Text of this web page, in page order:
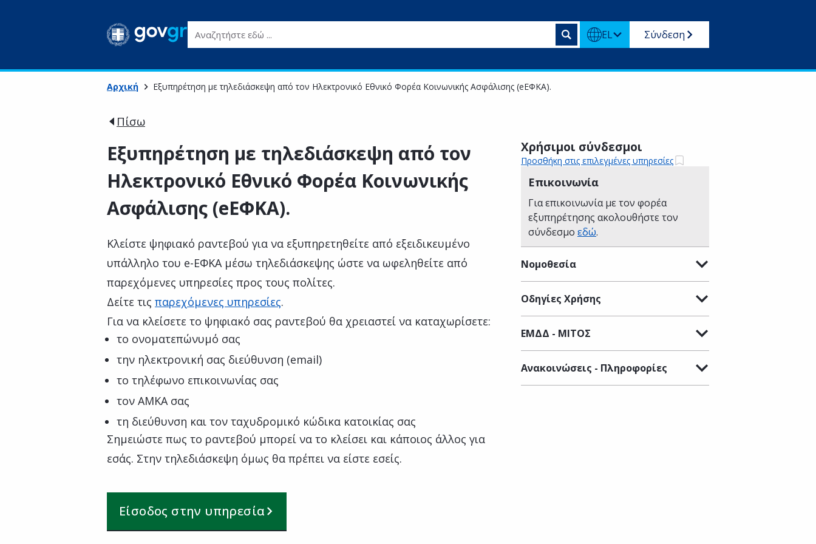
Αναζητήστε εδώ ... EL Σύνδεση
Αρχική Εξυπηρέτηση με τηλεδιάσκεψη από τον Ηλεκτρονικό Εθνικό Φορέα Κοινωνικής Ασφάλισης (eΕΦΚΑ).
Πίσω
Εξυπηρέτηση με τηλεδιάσκεψη από τον
Ηλεκτρονικό Εθνικό Φορέα Κοινωνικής
Ασφάλισης (eΕΦΚΑ).
Κλείστε ψηφιακό ραντεβού για να εξυπηρετηθείτε από εξειδικευμένο
υπάλληλο του e-ΕΦΚΑ μέσω τηλεδιάσκεψης ώστε να ωφεληθείτε από
παρεχόμενες υπηρεσίες προς τους πολίτες.
Δείτε τις παρεχόμενες υπηρεσίες.
Για να κλείσετε το ψηφιακό σας ραντεβού θα χρειαστεί να καταχωρίσετε:
το ονοματεπώνυμό σας
την ηλεκτρονική σας διεύθυνση (email)
το τηλέφωνο επικοινωνίας σας
τον ΑΜΚΑ σας
τη διεύθυνση και τον ταχυδρομικό κώδικα κατοικίας σας
Σημειώστε πως το ραντεβού μπορεί να το κλείσει και κάποιος άλλος για
εσάς. Στην τηλεδιάσκεψη όμως θα πρέπει να είστε εσείς.
Είσοδος στην υπηρεσία
Χρήσιμοι σύνδεσμοι
Προσθήκη στις επιλεγμένες υπηρεσίες
Επικοινωνία
Για επικοινωνία με τον φορέα
εξυπηρέτησης ακολουθήστε τον
σύνδεσμο εδώ.
Νομοθεσία
Οδηγίες Χρήσης
ΕΜΔΔ - ΜΙΤΟΣ
Ανακοινώσεις - Πληροφορίες